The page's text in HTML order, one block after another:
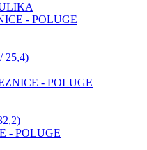
- POLUGE
25,4)
- POLUGE
- POLUGE